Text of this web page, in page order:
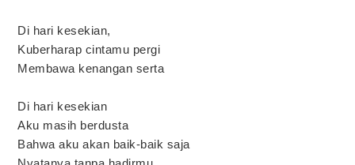
Di hari kesekian,
Kuberharap cintamu pergi
Membawa kenangan serta
Di hari kesekian
Aku masih berdusta
Bahwa aku akan baik-baik saja